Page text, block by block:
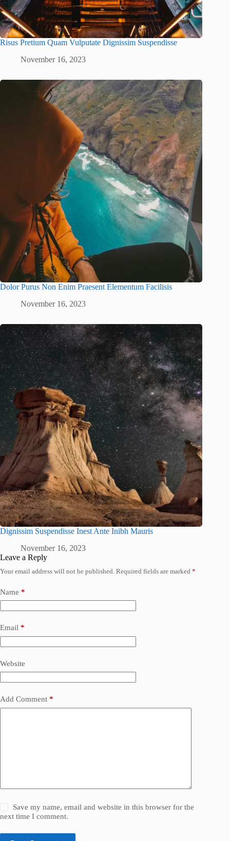
Risus Pretium Quam Vulputate Dignissim Suspendisse
November 16, 2023
Dolor Purus Non Enim Praesent Elementum Facilisis
November 16, 2023
Dignissim Suspendisse Inest Ante Inibh Mauris
November 16, 2023
Leave a Reply
Your email address will not be published. Required fields are marked *
Name *
Email *
Website
Add Comment *
Save my name, email and website in this browser for the
next time I comment.